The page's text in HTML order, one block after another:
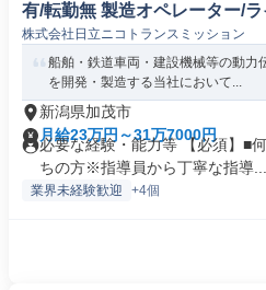
有/転勤無 製造オペレーター/
輸送機器)
株式会社日立ニコトランスミッション
船舶・鉄道車両・建設機械等の動力
を開発・製造する当社において...
新潟県加茂市
月給23万円～31万7000円
必要な経験・能力等 【必須】■
ちの方※指導員から丁寧な指導...
業界未経験歓迎 +4個